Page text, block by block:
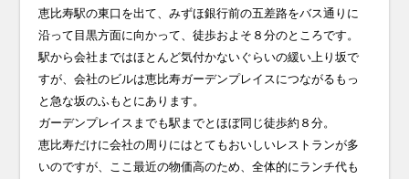
恵比寿駅の東口を出て、みずほ銀行前の五差路をバス通りに
沿って目黒方面に向かって、徒歩およそ８分のところです。
駅から会社まではほとんど気付かないぐらいの緩い上り坂で
すが、会社のビルは恵比寿ガーデンプレイスにつながるもっ
と急な坂のふもとにあります。
ガーデンプレイスまでも駅までとほぼ同じ徒歩約８分。
恵比寿だけに会社の周りにはとてもおいしいレストランが多
いのですが、ここ最近の物価高のため、全体的にランチ代も